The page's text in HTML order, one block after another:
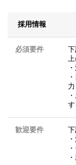
採用情報
必須要件
力
す
歓迎要件